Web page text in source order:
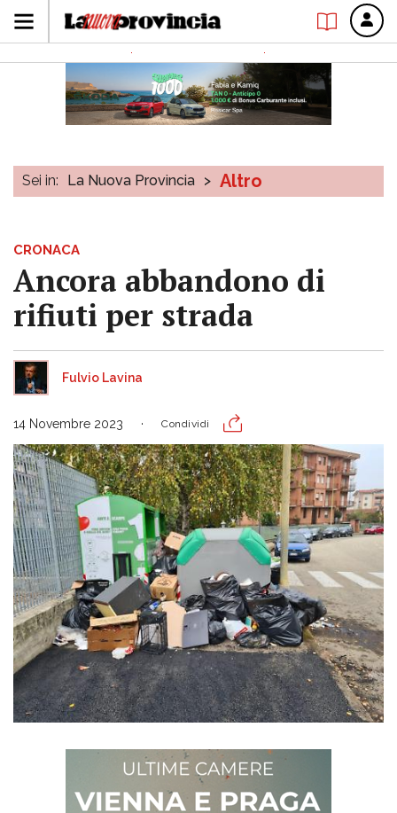
Sei in: La Nuova Provincia > Altro
CRONACA
Ancora abbandono di
rifiuti per strada
Fulvio Lavina
14 Novembre 2023 Condividi